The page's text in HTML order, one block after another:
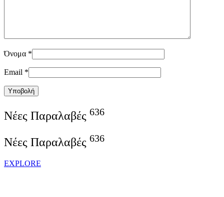
Όνομα *
Email *
Υποβολή
Νέες Παραλαβές 636
Νέες Παραλαβές 636
EXPLORE